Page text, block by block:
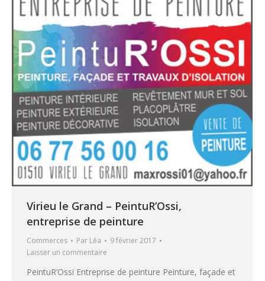
Virieu le Grand – PeintuR’Ossi,
entreprise de peinture
Commerces Par Léa
9 février 2017
Laisser un commentaire
PeintuR’Ossi Entreprise de peinture Peinture, façade et